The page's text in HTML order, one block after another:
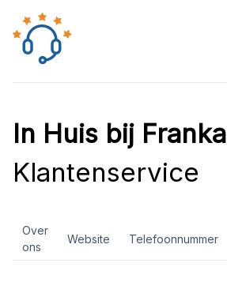
In Huis bij Franka
Klantenservice
Over
ons
Website Telefoonnummer